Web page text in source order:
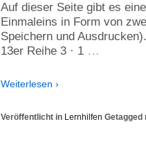
Auf dieser Seite gibt es
Einmaleins in Form von
Speichern und
13er Reihe 3 · 1 …
Weiterlesen ›
Veröffentlicht in Lernhilfen Getagged